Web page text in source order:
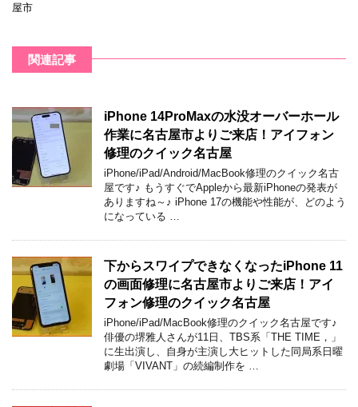
屋市
関連記事
iPhone 14ProMaxの水没オーバーホール
作業に名古屋市よりご来店！アイフォン
修理のクイック名古屋
iPhone/iPad/Android/MacBook修理のクイック名古
屋です♪ もうすぐでAppleから最新iPhoneの発表が
ありますね～♪ iPhone 17の機能や性能が、どのよう
になっている …
下からスワイプできなくなったiPhone 11
の画面修理に名古屋市よりご来店！アイ
フォン修理のクイック名古屋
iPhone/iPad/MacBook修理のクイック名古屋です♪
俳優の堺雅人さんが11日、TBS系「THE TIME，」
に生出演し、自身が主演し大ヒットした同局系日曜
劇場「VIVANT」の続編制作を …